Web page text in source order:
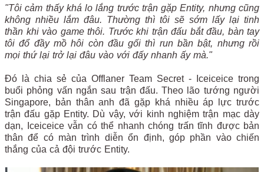
"Tôi cảm thấy khá lo lắng trước trận gặp Entity, nhưng cũng
không nhiều lắm đâu. Thường thì tôi sẽ sớm lấy lại tinh
thần khi vào game thôi. Trước khi trận đấu bắt đầu, bàn tay
tôi đổ đầy mồ hôi còn đầu gối thì run bần bật, nhưng rồi
mọi thứ lại trở lại đâu vào với đấy nhanh ấy mà."
Đó là chia sẻ của Offlaner Team Secret - Iceiceice trong
buổi phỏng vấn ngắn sau trận đấu. Theo lão tướng người
Singapore, bản thân anh đã gặp khá nhiều áp lực trước
trận đấu gặp Entity. Dù vậy, với kinh nghiệm trận mạc dày
dạn, Iceiceice vẫn có thể nhanh chóng trấn tĩnh được bản
thân để có màn trình diễn ổn định, góp phần vào chiến
thắng của cả đội trước Entity.